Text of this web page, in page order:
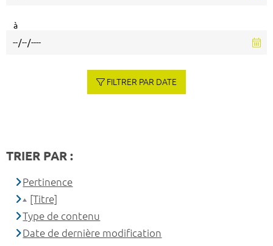
à
FILTRER PAR DATE
TRIER PAR :
Pertinence
[Titre]
Type de contenu
Date de dernière modification